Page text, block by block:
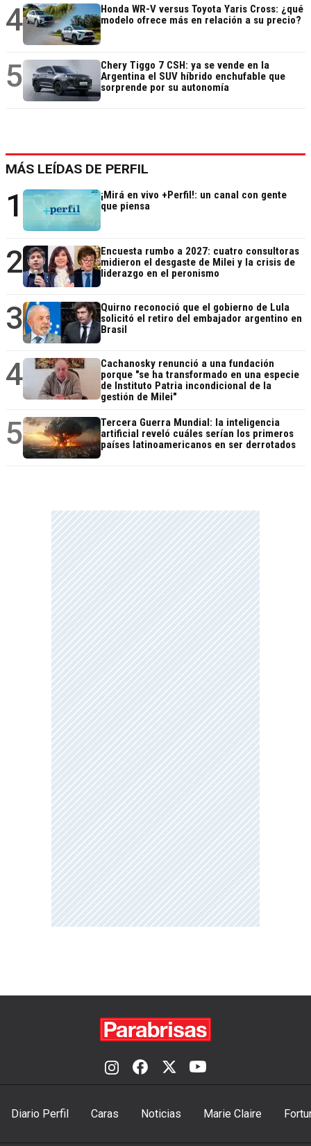
4
Honda WR-V versus Toyota Yaris Cross: ¿qué
modelo ofrece más en relación a su precio?
5
Chery Tiggo 7 CSH: ya se vende en la
Argentina el SUV híbrido enchufable que
sorprende por su autonomía
MÁS LEÍDAS DE PERFIL
1
¡Mirá en vivo +Perfil!: un canal con gente
que piensa
2
Encuesta rumbo a 2027: cuatro consultoras
midieron el desgaste de Milei y la crisis de
liderazgo en el peronismo
3
Quirno reconoció que el gobierno de Lula
solicitó el retiro del embajador argentino en
Brasil
4
Cachanosky renunció a una fundación
porque "se ha transformado en una especie
de Instituto Patria incondicional de la
gestión de Milei"
5
Tercera Guerra Mundial: la inteligencia
artificial reveló cuáles serían los primeros
países latinoamericanos en ser derrotados
Diario Perfil Caras Noticias Marie Claire